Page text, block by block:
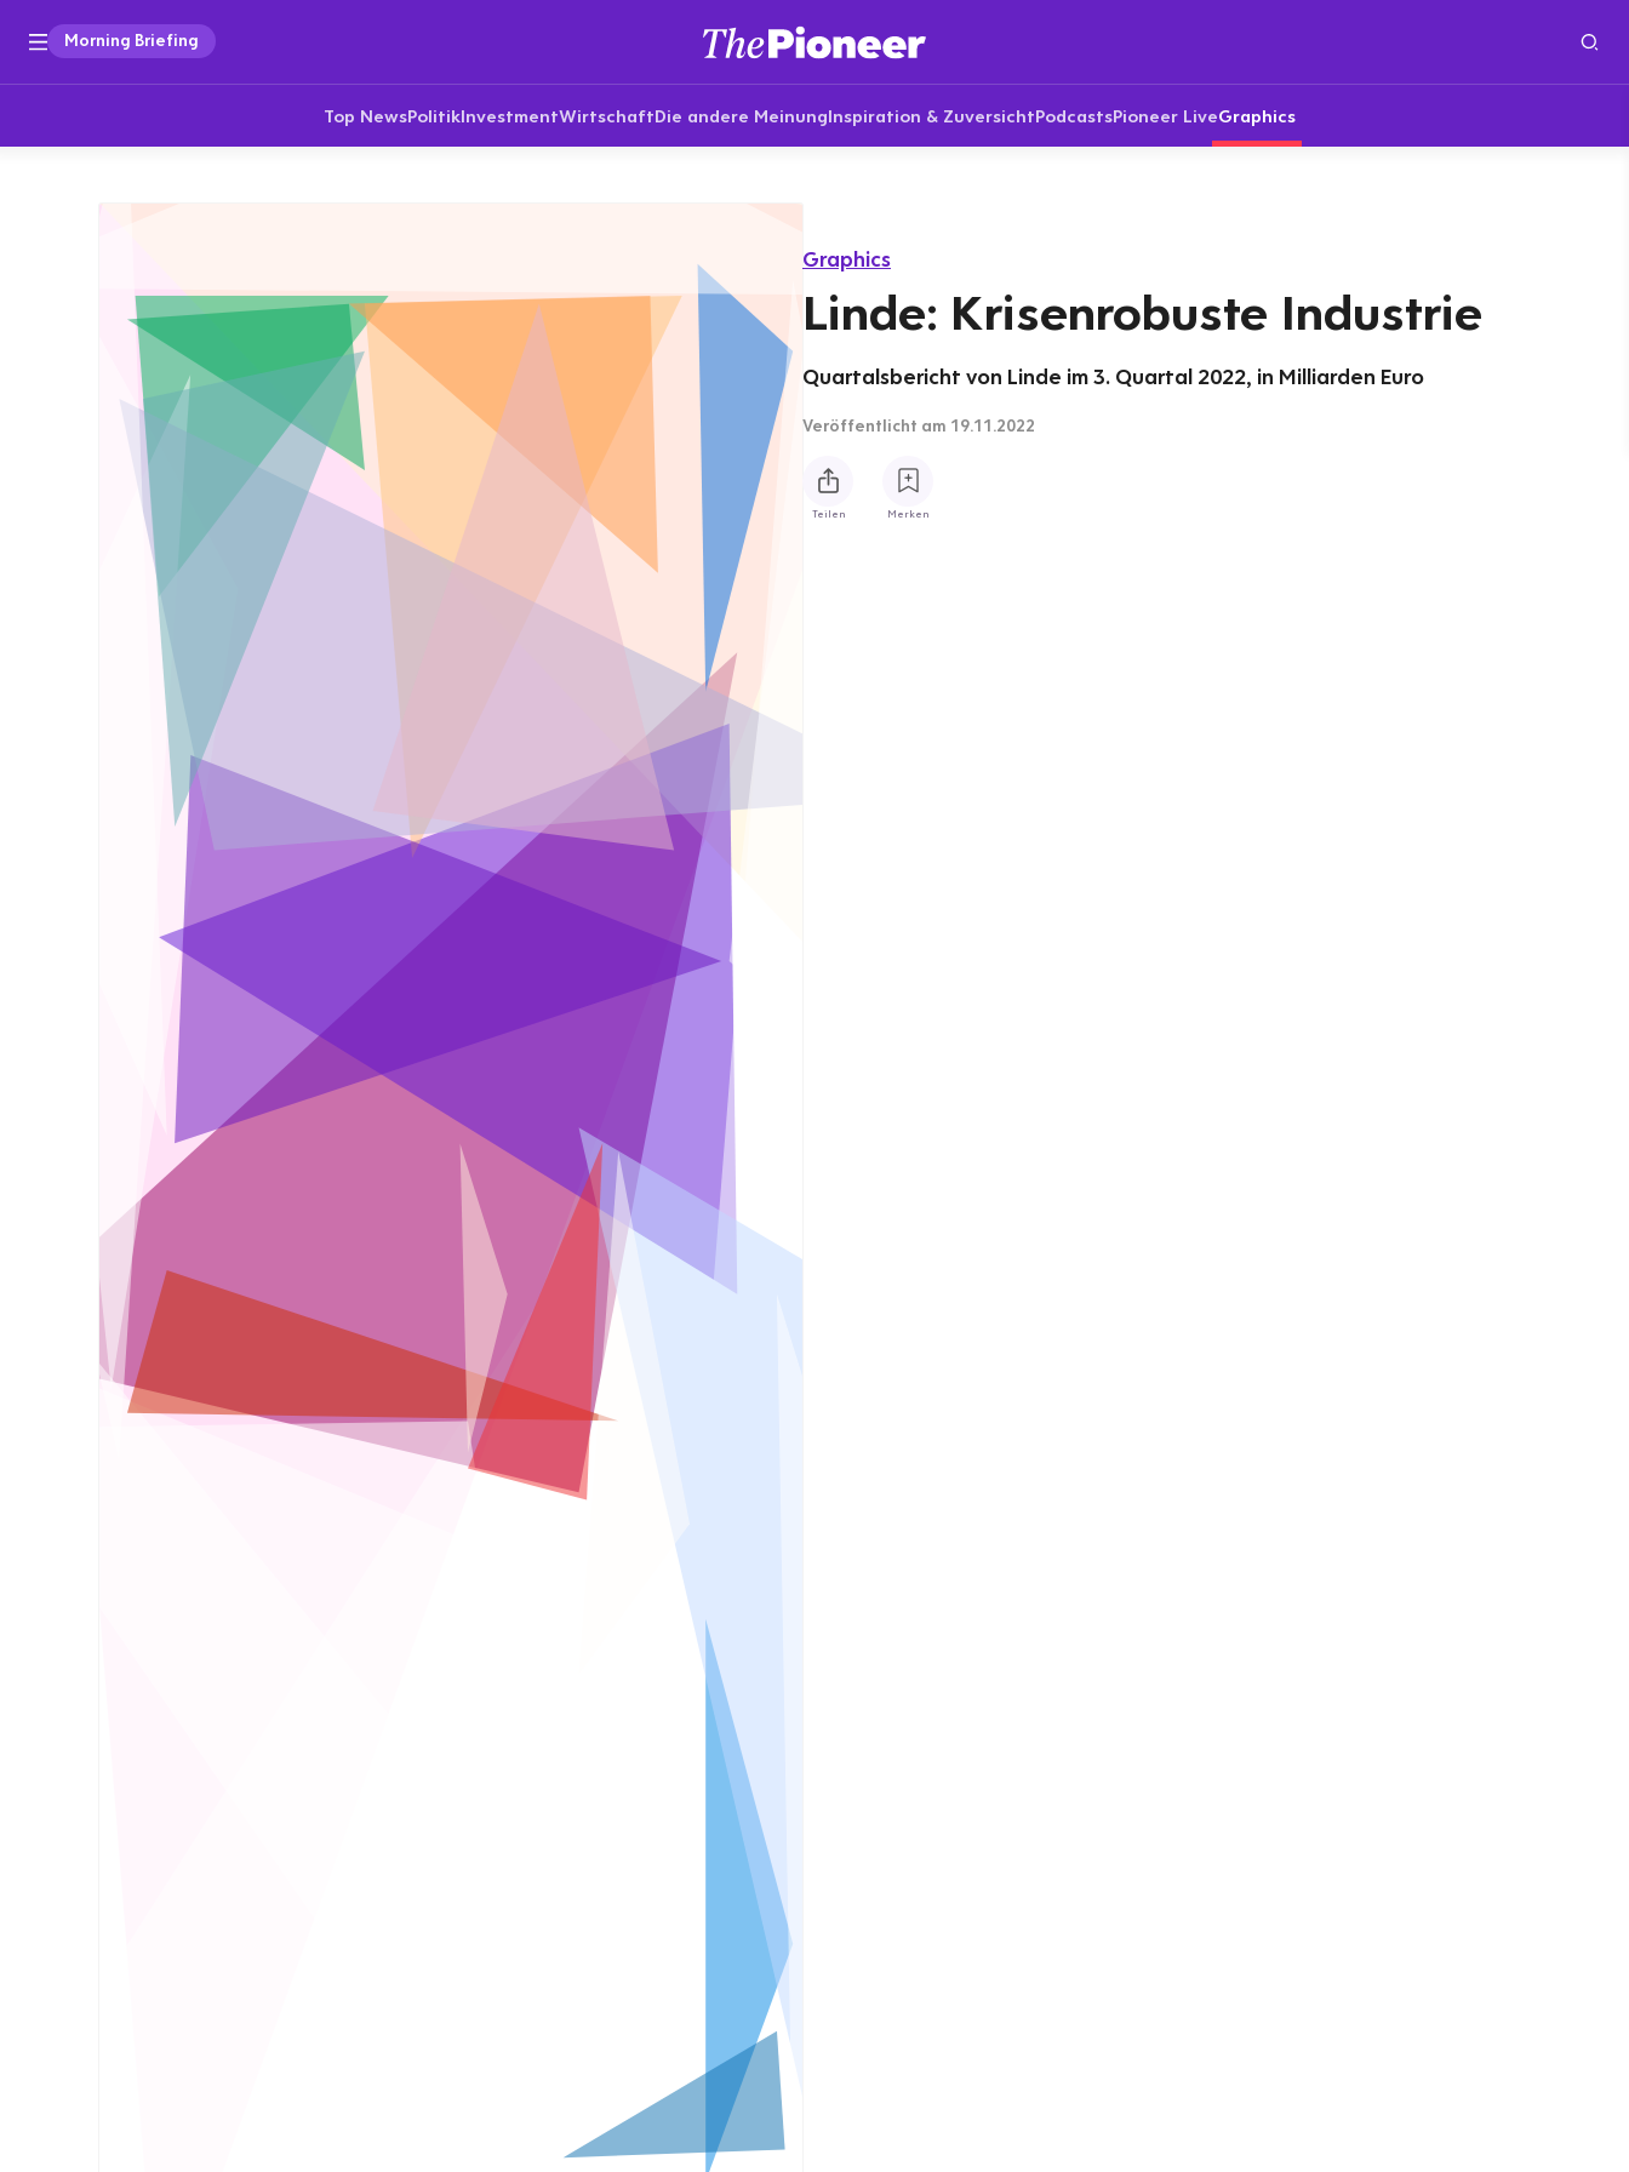
Morning Briefing
Top NewsPolitikInvestmentWirtschaftDie andere MeinungInspiration & ZuversichtPodcastsPioneer LiveGraphics
Graphics
Linde: Krisenrobuste Industrie
Quartalsbericht von Linde im 3. Quartal 2022, in Milliarden Euro
Veröffentlicht am 19.11.2022
Teilen Merken